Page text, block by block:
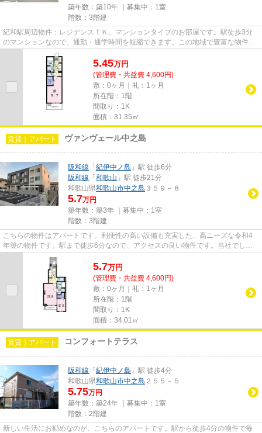
築年数：築10年 ｜募集中： 1室
階数：3階建
紀和駅周辺物件：レジデンスＴＫ。マンションタイプのお部屋です。駅徒歩3分
のマンションなので、通勤・通学時間を短縮できます。この地域で豊富な物件情
報を扱う当社では、紀和周辺の...
5.45万円
(管理費・共益費 4,600円)
敷：0ヶ月｜礼：1ヶ月
所在階：1階
間取り：1K
面積：31.35㎡
賃貸｜アパート ヴァンヴェール中之島
阪和線 「 紀伊中ノ島 」駅 徒歩6分
阪和線 「 和歌山 」駅 徒歩21分
和歌山県和歌山市中之島 ３５９－８
5.7万円
築年数：築3年 ｜募集中： 1室
階数：3階建
こちらの物件はアパートです。利便性の高い設備も充実した、高ニーズな令和4
年築の物件です。駅まで徒歩6分なので、アクセスの良い物件です。当社でしか
ご紹介できない物件も数多くご...
5.7万円
(管理費・共益費 4,600円)
敷：0ヶ月｜礼：1ヶ月
所在階：1階
間取り：1K
面積：34.01㎡
賃貸｜アパート コンフォートテラス
阪和線 「 紀伊中ノ島 」駅 徒歩4分
和歌山県和歌山市中之島 ２５５－５
5.75万円
築年数：築24年 ｜募集中： 1室
階数：2階建
新しい生活にお勧めなのが、こちらのアパートです。駅から徒歩4分の物件で毎